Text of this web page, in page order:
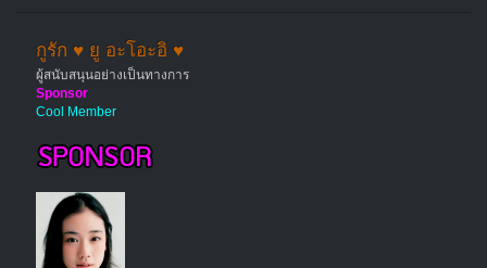
กูรัก ♥ ยู อะโอะอิ ♥
ผู้สนับสนุนอย่างเป็นทางการ
Sponsor
Cool Member